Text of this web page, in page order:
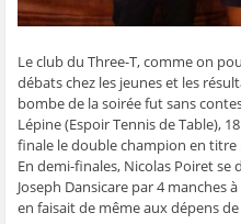
a
u
n
e
n
o
u
v
e
l
l
f
a
n
n
e
n
o
u
v
e
l
l
e
e
Le club du Three-T, comme on
débats chez les jeunes et les
bombe de la soirée fut sans
Lépine (Espoir Tennis de Table),
finale le double champion en titre
En demi-finales, Nicolas Poiret se
Joseph Dansicare par 4 manches
en faisait de même aux dépens